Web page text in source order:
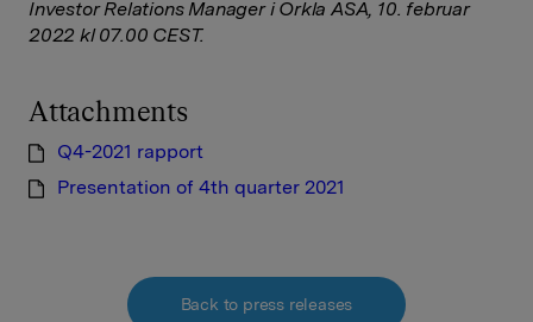
Investor Relations Manager i Orkla ASA, 10. februar
2022 kl 07.00 CEST.
Attachments
Q4-2021 rapport
Presentation of 4th quarter 2021
Back to press releases